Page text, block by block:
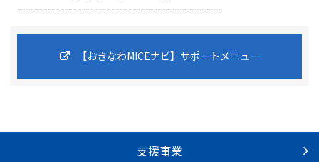
------------------------------------------------
【おきなわMICEナビ】サポートメニュー
支援事業